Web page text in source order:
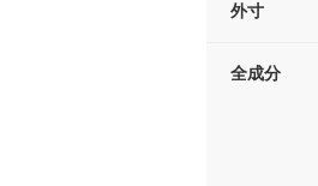
外寸
全成分